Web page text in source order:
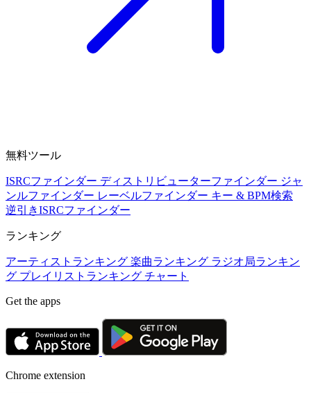
無料ツール
ISRCファインダー ディストリビューターファインダー ジャ
ンルファインダー レーベルファインダー キー & BPM検索
逆引きISRCファインダー
ランキング
アーティストランキング 楽曲ランキング ラジオ局ランキン
グ プレイリストランキング チャート
Get the apps
Chrome extension